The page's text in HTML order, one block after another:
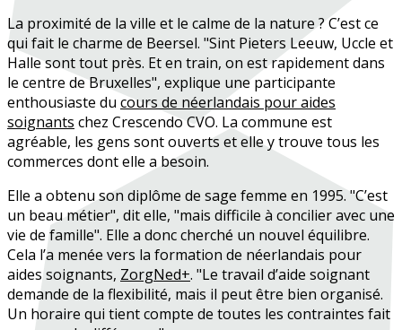
La proximité de la ville et le calme de la nature ? C’est ce
qui fait le charme de Beersel. "Sint Pieters Leeuw, Uccle et
Halle sont tout près. Et en train, on est rapidement dans
le centre de Bruxelles", explique une participante
enthousiaste du cours de néerlandais pour aides
soignants chez Crescendo CVO. La commune est
agréable, les gens sont ouverts et elle y trouve tous les
commerces dont elle a besoin.
Elle a obtenu son diplôme de sage femme en 1995. "C’est
un beau métier", dit elle, "mais difficile à concilier avec une
vie de famille". Elle a donc cherché un nouvel équilibre.
Cela l’a menée vers la formation de néerlandais pour
aides soignants, ZorgNed+. "Le travail d’aide soignant
demande de la flexibilité, mais il peut être bien organisé.
Un horaire qui tient compte de toutes les contraintes fait